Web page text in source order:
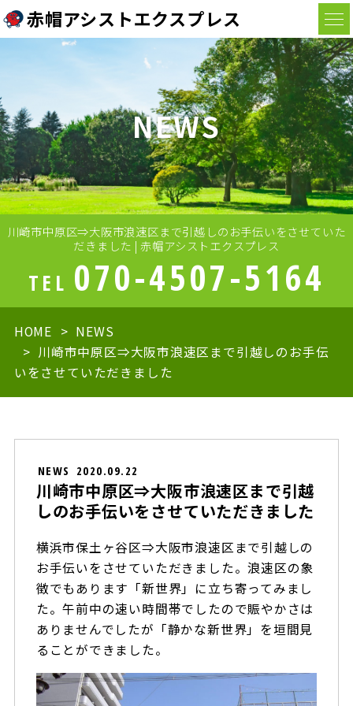
赤帽アシストエクスプレス
NEWS
川崎市中原区⇒大阪市浪速区まで引越しのお手伝いをさせていた
だきました | 赤帽アシストエクスプレス
TEL 070-4507-5164
HOME
NEWS
川崎市中原区⇒大阪市浪速区まで引越しのお手伝
いをさせていただきました
NEWS 2020.09.22
川崎市中原区⇒大阪市浪速区まで引越
しのお手伝いをさせていただきました
横浜市保土ヶ谷区⇒大阪市浪速区まで引越しの
お手伝いをさせていただきました。浪速区の象
徴でもあります「新世界」に立ち寄ってみまし
た。午前中の速い時間帯でしたので賑やかさは
ありませんでしたが「静かな新世界」を垣間見
ることができました。